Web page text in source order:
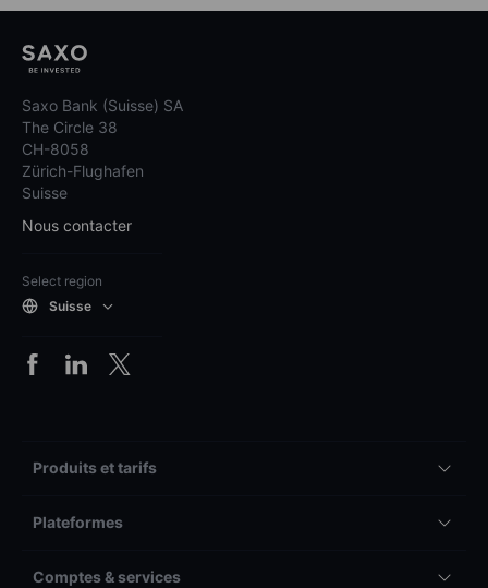
Saxo Bank (Suisse) SA
The Circle 38
CH-8058
Zürich-Flughafen
Suisse
Nous contacter
Select region
Suisse
Produits et tarifs
Plateformes
Comptes & services